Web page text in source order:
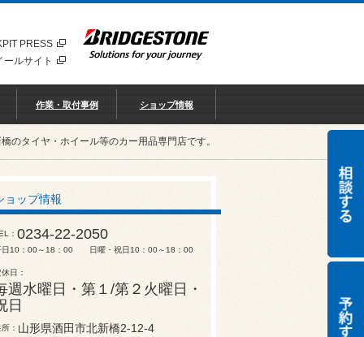
PRESS
ルサイト
作業・取付事例 ショップ情報
のタイヤ・ホイール等のカー用品専門店です。
ョップ情報
0234-22-2050
日10：00～18：00 日曜・祝日10：00～18：00
日
週水曜日・第１/第２火曜日・
日
所 山形県酒田市北新橋2-12-4